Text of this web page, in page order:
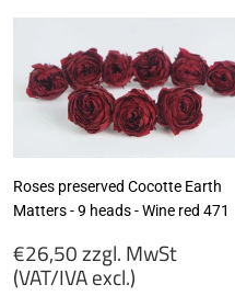
zzgl.
MwSt
(VAT/IVA
excl.)
Roses preserved Cocotte Earth
Matters - 9 heads - Wine red 471
Regular
price
€26,50 zzgl. MwSt
(VAT/IVA excl.)